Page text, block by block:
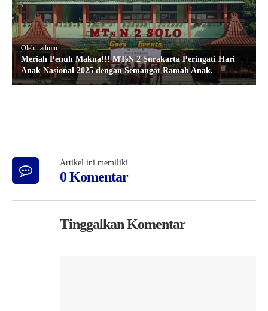
Oleh : admin
Meriah Penuh Makna!!! MTsN 2 Surakarta Peringati Hari
Anak Nasional 2025 dengan Semangat Ramah Anak.
Artikel ini memiliki
0 Komentar
Tinggalkan Komentar